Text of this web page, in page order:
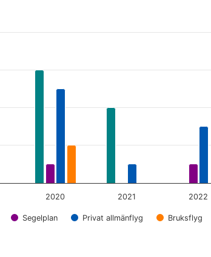
bland datapunkterna med piltangenterna.
Segelplan Privat allmänflyg Bruksflyg
2020 2021 2022